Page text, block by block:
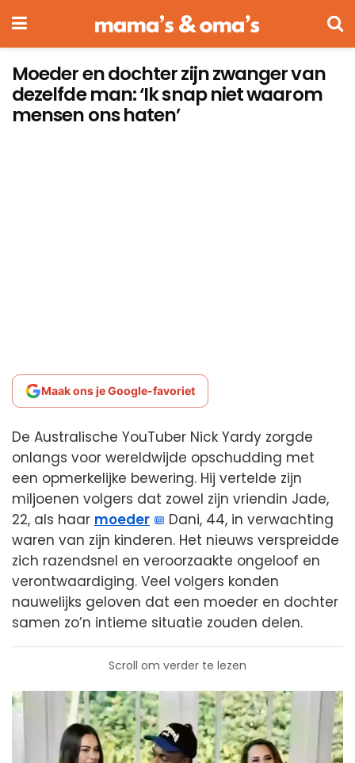
Moeder en dochter zijn zwanger van
dezelfde man: ‘Ik snap niet waarom
mensen ons haten’
Maak ons je Google-favoriet
De Australische YouTuber Nick Yardy zorgde
onlangs voor wereldwijde opschudding met
een opmerkelijke bewering. Hij vertelde zijn
miljoenen volgers dat zowel zijn vriendin Jade,
22, als haar moeder
Dani, 44, in verwachting
waren van zijn kinderen. Het nieuws verspreidde
zich razendsnel en veroorzaakte ongeloof en
verontwaardiging. Veel volgers konden
nauwelijks geloven dat een moeder en dochter
samen zo’n intieme situatie zouden delen.
Scroll om verder te lezen